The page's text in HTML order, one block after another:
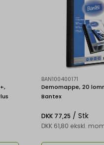
BAN100400171
Demomappe, 20
Bantex
DKK 77,25 / Stk
DKK 61,80 ekskl.